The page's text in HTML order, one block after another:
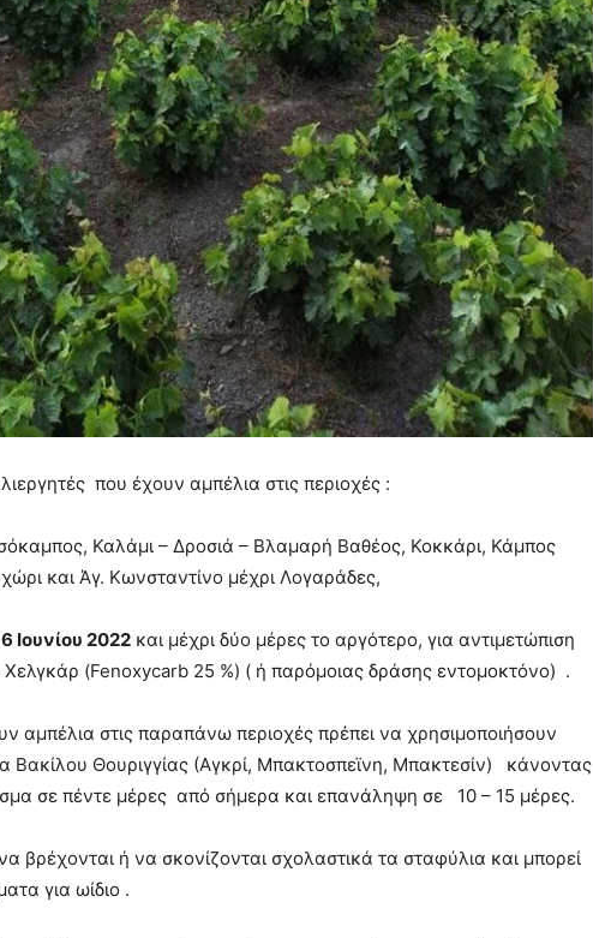
που έχουν αμπέλια στις περιοχές :
Καλάμι – Δροσιά – Βλαμαρή Βαθέος, Κοκκάρι, Κάμπος
και Άγ. Κωνσταντίνο μέχρι Λογαράδες,
6 Ιουνίου 2022 και μέχρι δύο μέρες το αργότερο, για αντιμετώπιση
Χελγκάρ (Fenoxycarb 25 %) ( ή παρόμοιας δράσης εντομοκτόνο) .
αμπέλια στις παραπάνω περιοχές πρέπει να χρησιμοποιήσουν
Βακίλου Θουριγγίας (Αγκρί, Μπακτοσπεϊνη, Μπακτεσίν) κάνοντας
σε πέντε μέρες από σήμερα και επανάληψη σε 10 – 15 μέρες.
βρέχονται ή να σκονίζονται σχολαστικά τα σταφύλια και μπορεί
για ωίδιο .